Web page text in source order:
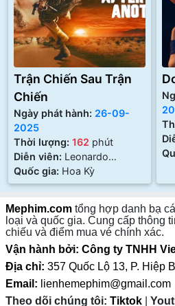
Trận Chiến Sau Trận
Chiến
Ngày phát hành: 26-09-
2025
Thời lượng: 162 phút
Diễn viên: Leonardo
DiCaprio, Benicio Del Toro,
Sean Penn
Quốc gia: Hoa Kỳ
Mephim.com tổng hợp danh bạ
loại và quốc gia. Cung cấp thông
chiếu và điểm mua vé chính xác.
Vận hành bởi: Công ty TNHH
Địa chỉ: 357 Quốc Lộ 13, P. Hiệp
Email: lienhemephim@gmail.com
Theo dõi chúng tôi: Tiktok